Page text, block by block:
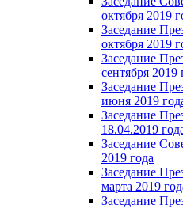
октября 2019
Заседание
октября 2019
Заседание
сентября 2019
Заседание
июня 2019
Заседание
18.04.2019
Заседание
2019 года
Заседание
марта 2019
Заседание